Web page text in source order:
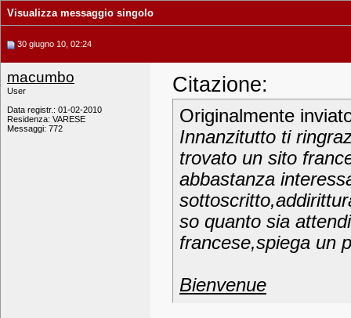
Visualizza messaggio singolo
30 giugno 10, 02:24
macumbo
User
Data registr.: 01-02-2010
Residenza: VARESE
Messaggi: 772
Citazione:
Originalmente
Innanzitutto ti
trovato un sito
abbastanza
so quanto sia
francese,spiega un
Bienvenue